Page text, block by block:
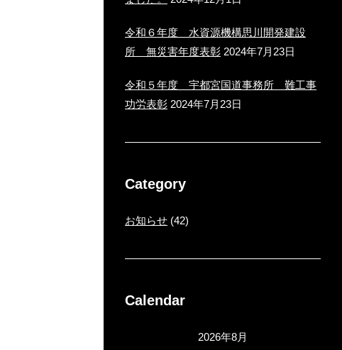
令和６年度 水資源機構思川開発建設
所 無災害年度表彰 2024年7月23日
令和５年度 宇都宮国道事務所 難工事
功労表彰 2024年7月23日
Category
お知らせ (42)
Calendar
2026年8月